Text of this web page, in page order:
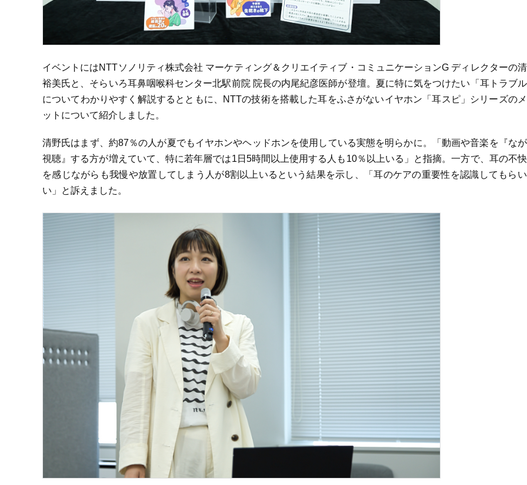
イベントにはNTTソノリティ株式会社 マーケティング＆クリエイティブ・コミュニケーションG ディレクターの
裕美氏と、そらいろ耳鼻咽喉科センター北駅前院 院長の内尾紀彦医師が登壇。夏に特に気をつけたい「耳トラブ
についてわかりやすく解説するとともに、NTTの技術を搭載した耳をふさがないイヤホン「耳スピ」シリーズの
ットについて紹介しました。
清野氏はまず、約87％の人が夏でもイヤホンやヘッドホンを使用している実態を明らかに。「動画や音楽を『な
視聴』する方が増えていて、特に若年層では1日5時間以上使用する人も10％以上いる」と指摘。一方で、耳の不
を感じながらも我慢や放置してしまう人が8割以上いるという結果を示し、「耳のケアの重要性を認識してもら
い」と訴えました。